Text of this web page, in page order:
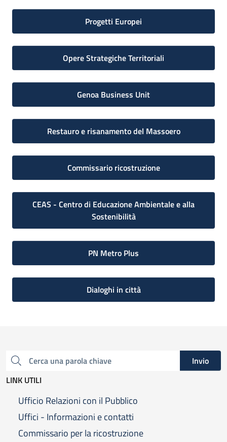
Progetti Europei
Opere Strategiche Territoriali
Genoa Business Unit
Restauro e risanamento del Massoero
Commissario ricostruzione
CEAS - Centro di Educazione Ambientale e alla
Sostenibilità
PN Metro Plus
Dialoghi in città
Cerca una parola chiave
Invio
LINK UTILI
Ufficio Relazioni con il Pubblico
Uffici - Informazioni e contatti
Commissario per la ricostruzione